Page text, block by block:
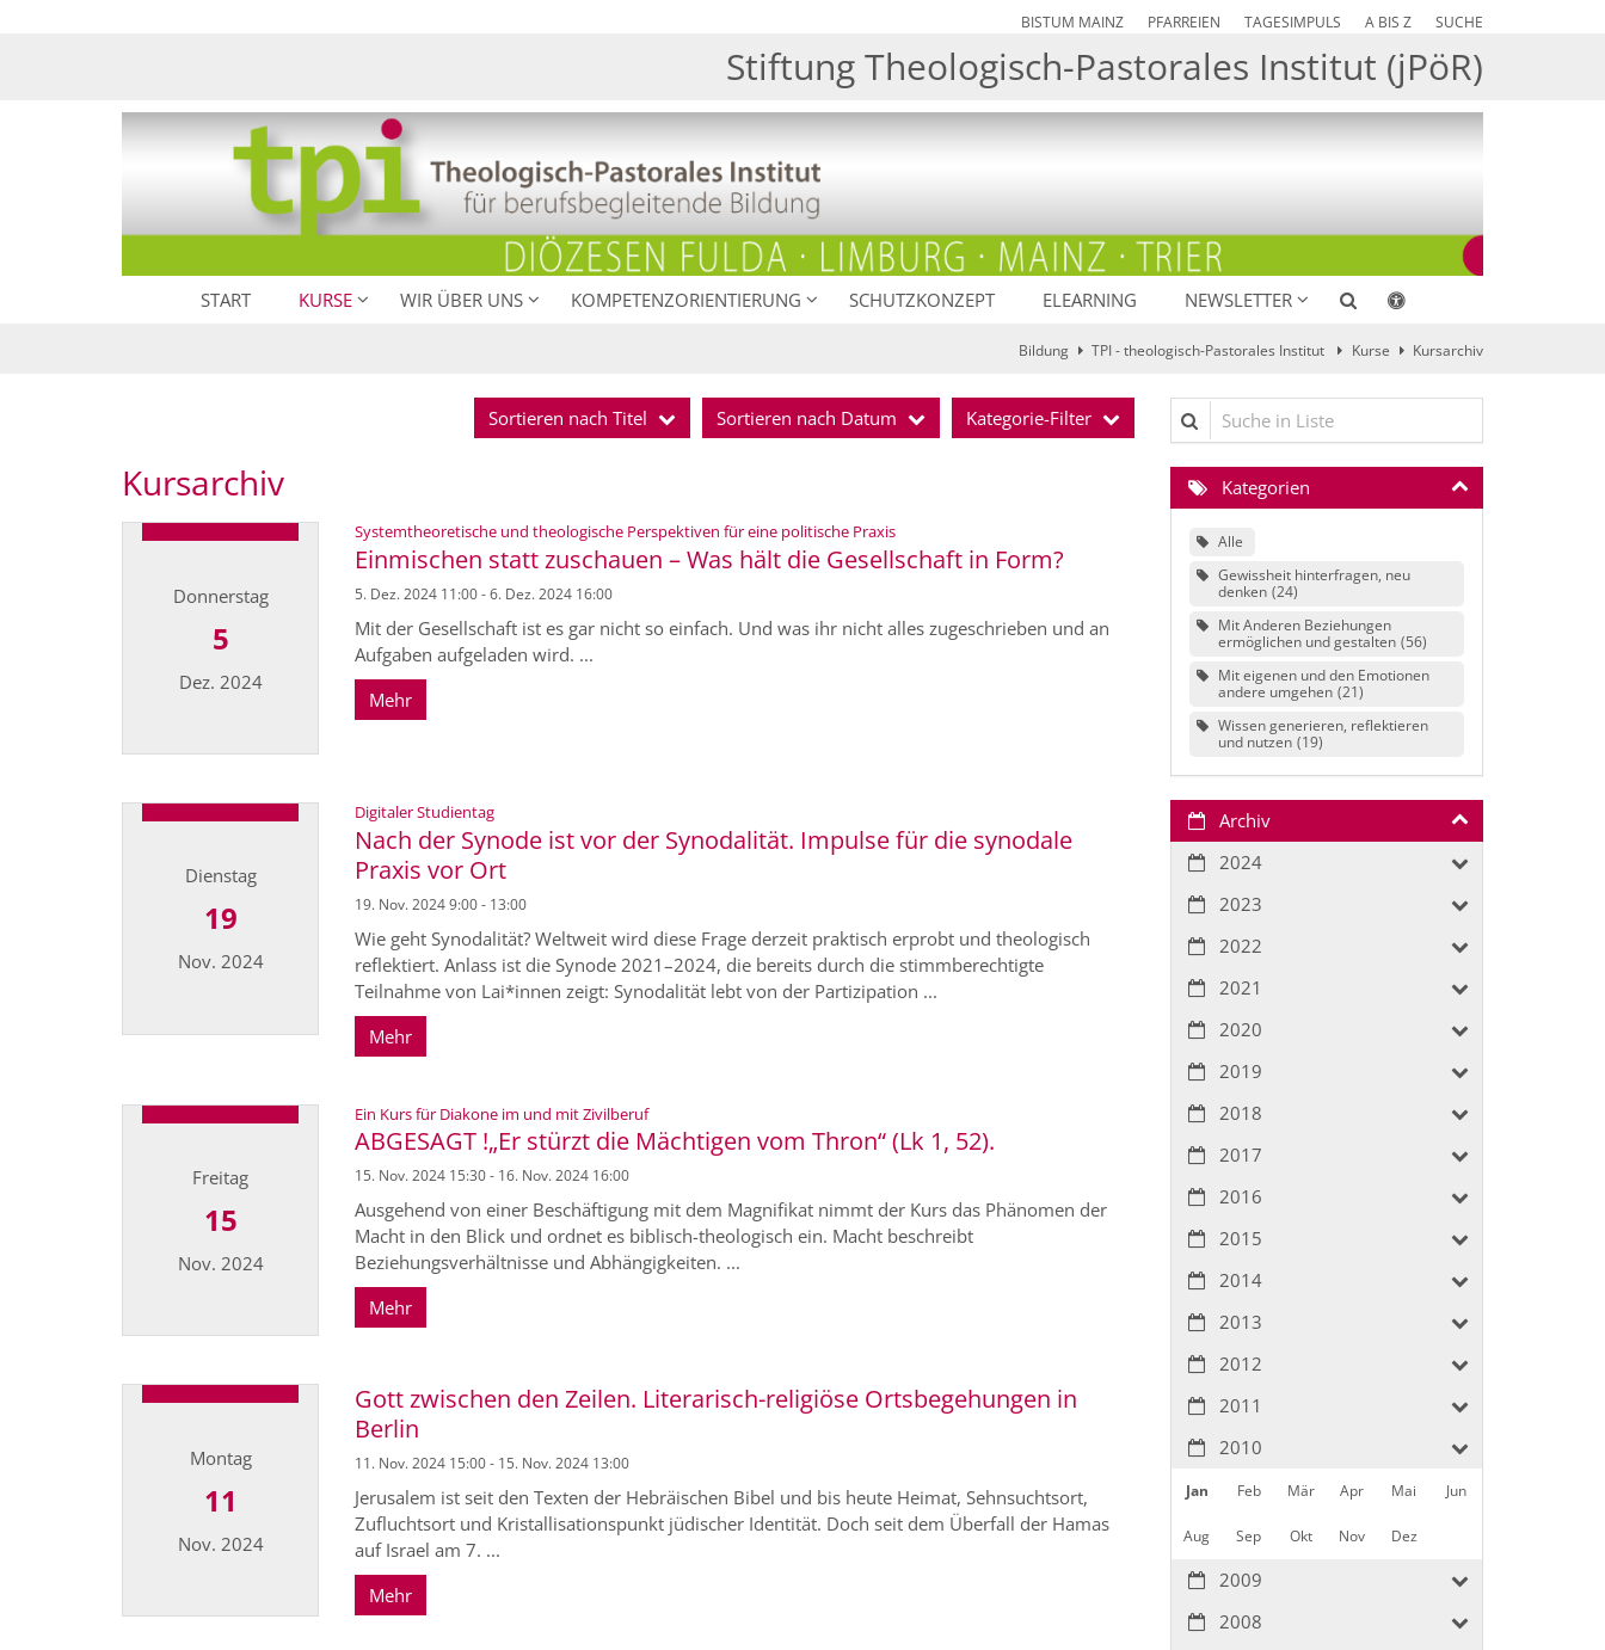
BISTUM MAINZ PFARREIEN TAGESIMPULS A BIS Z SUCHE
Stiftung Theologisch-Pastorales Institut (jPöR)
START KURSE WIR ÜBER UNS KOMPETENZORIENTIERUNG SCHUTZKONZEPT ELEARNING NEWSLETTER
Bildung TPI - theologisch-Pastorales Institut Kurse Kursarchiv
Sortieren nach Titel Sortieren nach Datum Kategorie-Filter
Kursarchiv
Donnerstag
5
Dez. 2024
Systemtheoretische und theologische Perspektiven für eine politische Praxis:
Einmischen statt zuschauen – Was hält die Gesellschaft in Form?
5. Dez. 2024 11:00 - 6. Dez. 2024 16:00
Mit der Gesellschaft ist es gar nicht so einfach. Und was ihr nicht alles zugeschrieben und an
Aufgaben aufgeladen wird. ...
Mehr
Dienstag
19
Nov. 2024
Digitaler Studientag:
Nach der Synode ist vor der Synodalität. Impulse für die synodale
Praxis vor Ort
19. Nov. 2024 9:00 - 13:00
Wie geht Synodalität? Weltweit wird diese Frage derzeit praktisch erprobt und theologisch
reflektiert. Anlass ist die Synode 2021–2024, die bereits durch die stimmberechtigte
Teilnahme von Lai*innen zeigt: Synodalität lebt von der Partizipation ...
Mehr
Freitag
15
Nov. 2024
Ein Kurs für Diakone im und mit Zivilberuf:
ABGESAGT !„Er stürzt die Mächtigen vom Thron“ (Lk 1, 52).
15. Nov. 2024 15:30 - 16. Nov. 2024 16:00
Ausgehend von einer Beschäftigung mit dem Magnifikat nimmt der Kurs das Phänomen der
Macht in den Blick und ordnet es biblisch-theologisch ein. Macht beschreibt
Beziehungsverhältnisse und Abhängigkeiten. ...
Mehr
Montag
11
Nov. 2024
Gott zwischen den Zeilen. Literarisch-religiöse Ortsbegehungen in
Berlin
11. Nov. 2024 15:00 - 15. Nov. 2024 13:00
Jerusalem ist seit den Texten der Hebräischen Bibel und bis heute Heimat, Sehnsuchtsort,
Zufluchtsort und Kristallisationspunkt jüdischer Identität. Doch seit dem Überfall der Hamas
auf Israel am 7. ...
Mehr
Suche in Liste
Kategorien
Alle
Gewissheit hinterfragen, neu
denken 24
Mit Anderen Beziehungen
ermöglichen und gestalten 56
Mit eigenen und den Emotionen
andere umgehen 21
Wissen generieren, reflektieren
und nutzen 19
Archiv
2024
2023
2022
2021
2020
2019
2018
2017
2016
2015
2014
2013
2012
2011
2010
Jan Feb Mär Apr Mai Jun
Aug Sep Okt Nov Dez
2009
2008